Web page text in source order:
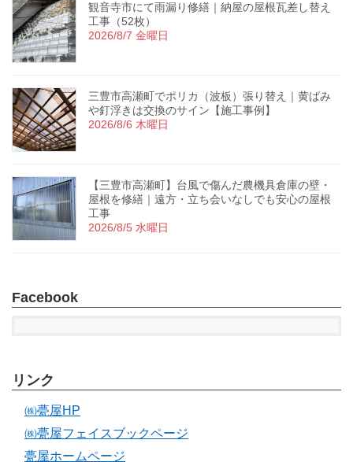
観音寺市にて雨漏り修繕｜納屋の屋根瓦差し替え
工事（52枚）
2026/8/7 金曜日
三豊市高瀬町でポリカ（波板）張り替え｜黄ばみ
や釘浮きは交換のサイン【施工事例】
2026/8/6 木曜日
【三豊市高瀬町】台風で傷んだ農機具倉庫の壁・
屋根を修繕｜遠方・立ち会いなしでも安心の屋根
工事
2026/8/5 水曜日
Facebook
リンク
㈱甍屋HP
㈱甍屋フェイスブックページ
甍屋ホームページ